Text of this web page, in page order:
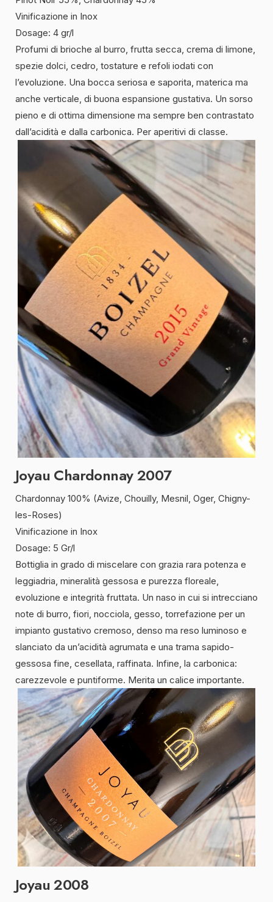
Vinificazione in Inox
Dosage: 4 gr/l
Profumi di brioche al burro, frutta secca, crema di limone,
spezie dolci, cedro, tostature e refoli iodati con
l’evoluzione. Una bocca seriosa e saporita, materica ma
anche verticale, di buona espansione gustativa. Un sorso
pieno e di ottima dimensione ma sempre ben contrastato
dall’acidità e dalla carbonica. Per aperitivi di classe.
Joyau Chardonnay 2007
Chardonnay 100% (Avize, Chouilly, Mesnil, Oger, Chigny-
les-Roses)
Vinificazione in Inox
Dosage: 5 Gr/l
Bottiglia in grado di miscelare con grazia rara potenza e
leggiadria, mineralità gessosa e purezza floreale,
evoluzione e integrità fruttata. Un naso in cui si intrecciano
note di burro, fiori, nocciola, gesso, torrefazione per un
impianto gustativo cremoso, denso ma reso luminoso e
slanciato da un’acidità agrumata e una trama sapido-
gessosa fine, cesellata, raffinata. Infine, la carbonica:
carezzevole e puntiforme. Merita un calice importante.
Joyau 2008